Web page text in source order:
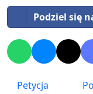
Podziel się
Petycja